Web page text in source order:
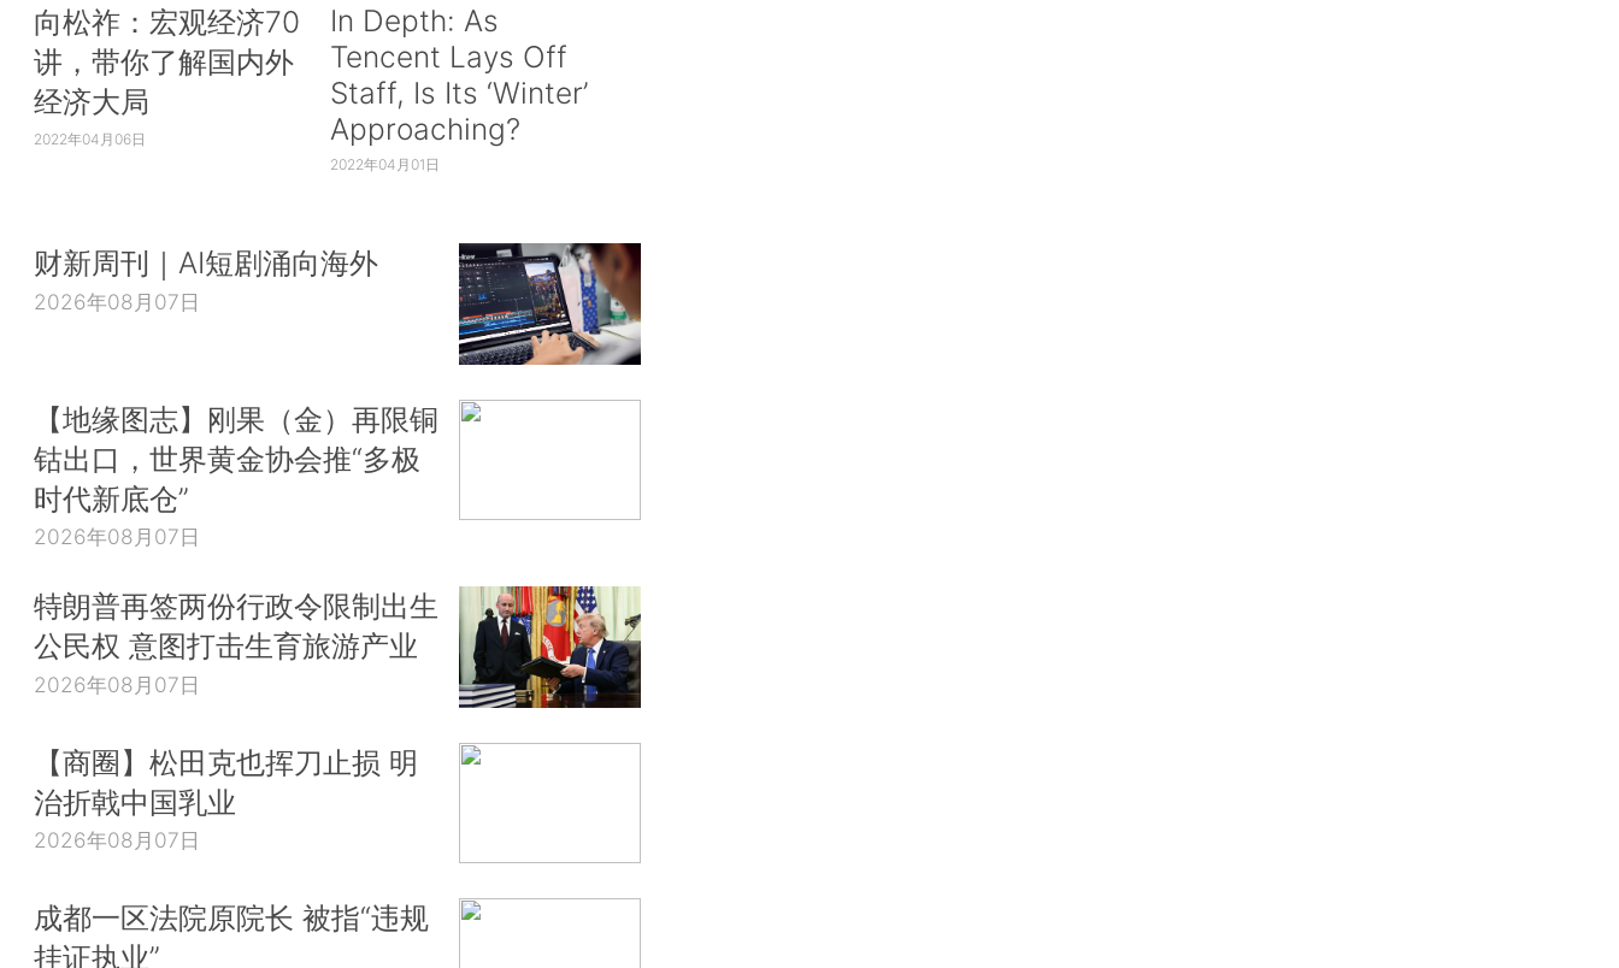
向松祚：宏观经济70
讲，带你了解国内外
经济大局
2022年04月06日
In Depth: As
Tencent Lays Off
Staff, Is Its ‘Winter’
Approaching?
2022年04月01日
财新周刊｜AI短剧涌向海外
2026年08月07日
【地缘图志】刚果（金）再限铜
钴出口，世界黄金协会推“多极
时代新底仓”
2026年08月07日
特朗普再签两份行政令限制出生
公民权 意图打击生育旅游产业
2026年08月07日
【商圈】松田克也挥刀止损 明
治折戟中国乳业
2026年08月07日
成都一区法院原院长 被指“违规
挂证执业”